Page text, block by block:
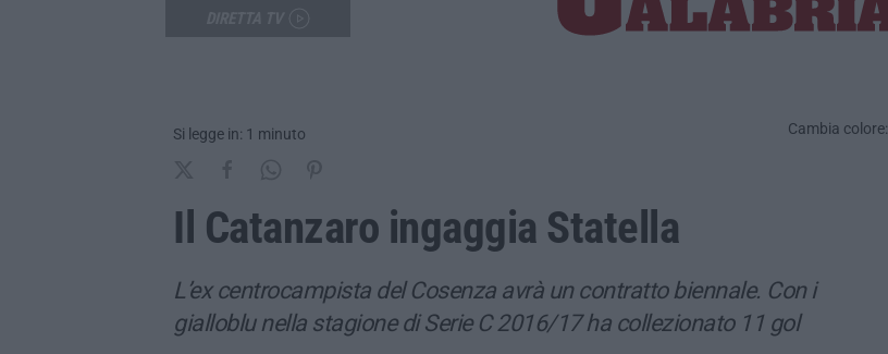
Si legge in: 1 minuto Cambia colore:
Il Catanzaro ingaggia Statella
L’ex centrocampista del Cosenza avrà un contratto biennale. Con i
gialloblu nella stagione di Serie C 2016/17 ha collezionato 11 gol